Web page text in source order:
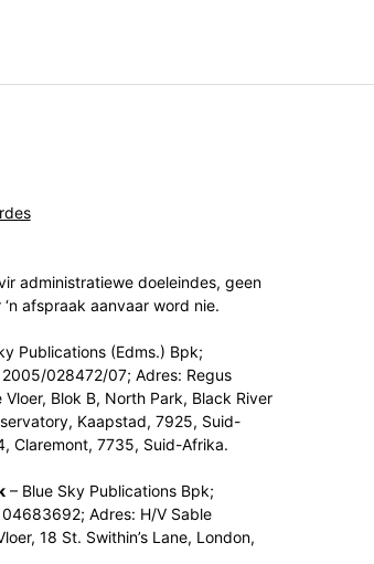
administratiewe doeleindes, geen
afspraak aanvaar word nie.
Publications (Edms.) Bpk;
028472/07; Adres: Regus
Vloer, Blok B, North Park, Black River
Kaapstad, 7925, Suid-
Claremont, 7735, Suid-Afrika.
– Blue Sky Publications Bpk;
Adres: H/V Sable
18 St. Swithin’s Lane, London,